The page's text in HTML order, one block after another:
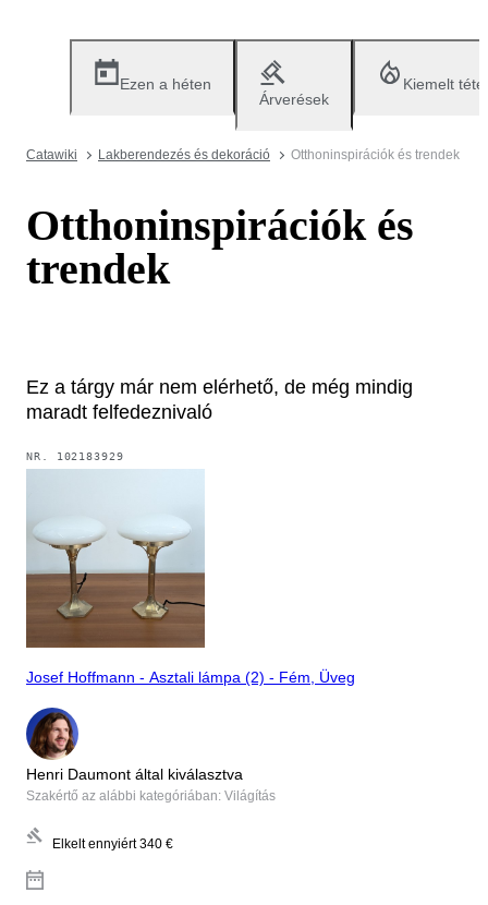
Ezen a héten
Árverések
Kiemelt
Catawiki Lakberendezés és dekoráció Otthoninspirációk és trendek
Otthoninspirációk és
trendek
Ez a tárgy már nem elérhető, de még mindig
maradt felfedeznivaló
NR. 102183929
Josef Hoffmann - Asztali lámpa (2) - Fém, Üveg
Henri Daumont által kiválasztva
Szakértő az alábbi kategóriában: Világítás
Elkelt ennyiért 340 €